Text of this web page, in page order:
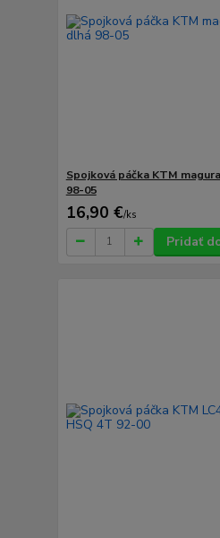
Spojková páčka KTM
98-05
16,90 €/ks
Pridať